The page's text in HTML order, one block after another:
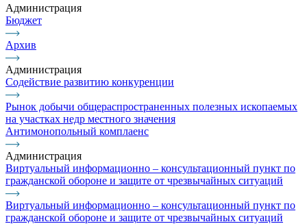
Администрация
Бюджет
Архив
Администрация
Содействие развитию конкуренции
Рынок добычи общераспространенных полезных ископаемых
на участках недр местного значения
Антимонопольный комплаенс
Администрация
Виртуальный информационно – консультационный пункт по
гражданской обороне и защите от чрезвычайных ситуаций
Виртуальный информационно – консультационный пункт по
гражданской обороне и защите от чрезвычайных ситуаций